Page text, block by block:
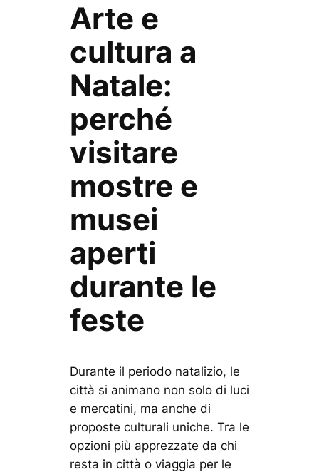
Arte e
cultura a
Natale:
perché
visitare
mostre e
musei
aperti
durante le
feste
Durante il periodo natalizio, le
città si animano non solo di luci
e mercatini, ma anche di
proposte culturali uniche. Tra le
opzioni più apprezzate da chi
resta in città o viaggia per le